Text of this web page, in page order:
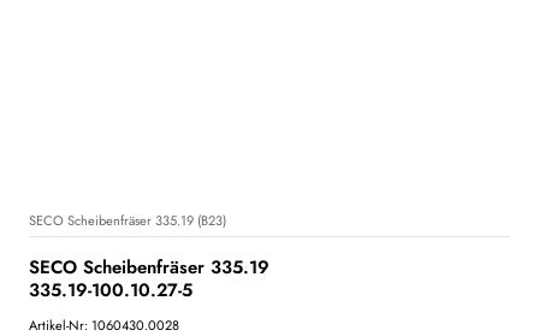
SECO Scheibenfräser 335.19 (B23)
SECO Scheibenfräser 335.19
335.19-100.10.27-5
Artikel-Nr: 1060430.0028